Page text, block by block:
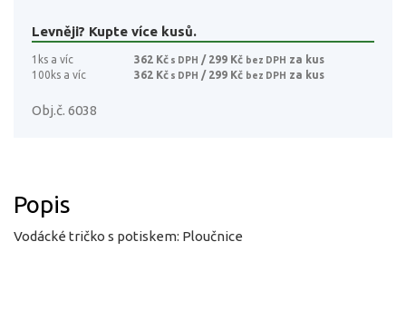
Levněji? Kupte více kusů.
1ks a víc 362 Kč s DPH / 299 Kč bez DPH za kus
100ks a víc
362 Kč s DPH / 299 Kč bez DPH za kus
Obj.č. 6038
Popis
Vodácké tričko s potiskem: Ploučnice